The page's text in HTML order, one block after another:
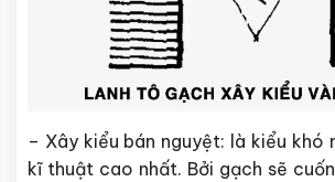
– Xây kiểu bán nguyệt: là kiểu khó
kĩ thuật cao nhất. Bởi gạch sẽ